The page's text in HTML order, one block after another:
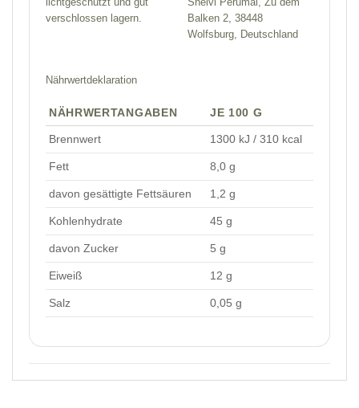
verschlossen lagern.
Balken 2, 38448
Wolfsburg, Deutschland
Nährwertdeklaration
NÄHRWERTANGABEN JE 100 G
Brennwert 1300 kJ / 310 kcal
Fett 8,0 g
davon gesättigte Fettsäuren 1,2 g
Kohlenhydrate 45 g
davon Zucker 5 g
Eiweiß 12 g
Salz 0,05 g